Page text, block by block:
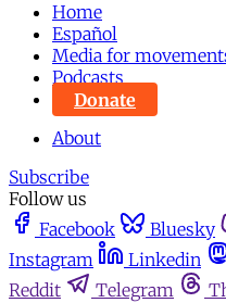
Home
Español
Media for
Podcasts
Donate
About
Subscribe
Follow us
Facebook
Bluesky
Instagram
Linkedin
Reddit
Telegram